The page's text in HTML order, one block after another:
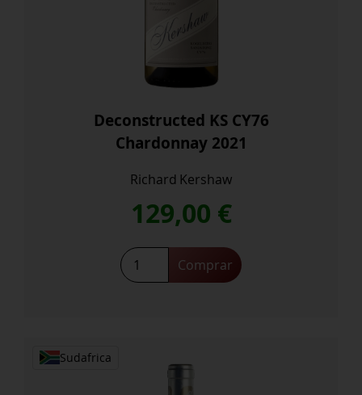
Deconstructed KS CY76
Chardonnay 2021
Richard Kershaw
129,00 €
Deconstructed
KS
Comprar
Sudafrica